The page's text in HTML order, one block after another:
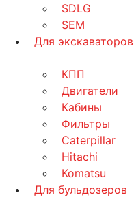
SDLG
SEM
Для экскаваторов
КПП
Двигатели
Кабины
Фильтры
Caterpillar
Hitachi
Komatsu
Для бульдозеров